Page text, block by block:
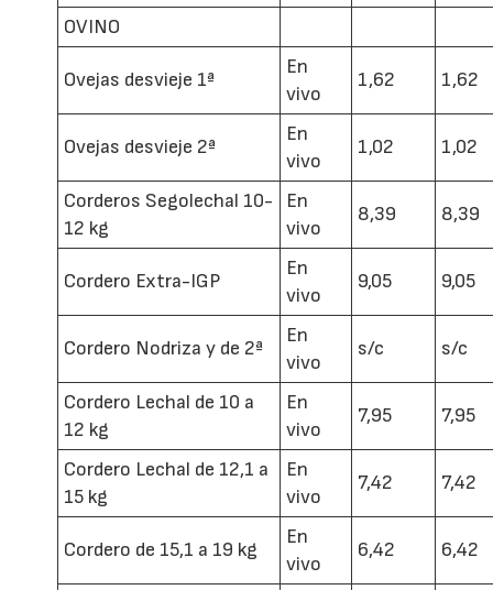
OVINO
Ovejas desvieje 1ª
En
vivo
1,62 1,62
Ovejas desvieje 2ª
En
vivo
1,02 1,02
Corderos Segolechal 10-
12 kg
En
vivo
8,39 8,39
Cordero Extra-IGP
En
vivo
9,05 9,05
Cordero Nodriza y de 2ª
En
vivo
s/c s/c
Cordero Lechal de 10 a
12 kg
En
vivo
7,95 7,95
Cordero Lechal de 12,1 a
15 kg
En
vivo
7,42 7,42
Cordero de 15,1 a 19 kg
En
vivo
6,42 6,42